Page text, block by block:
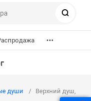
...
души Верхний душ,